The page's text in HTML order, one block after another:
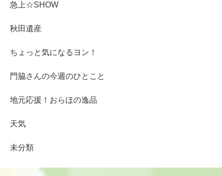
急上☆SHOW
秋田遺産
ちょっと気になるヨン！
門脇さんの今週のひとこと
地元応援！おらほの逸品
天気
未分類